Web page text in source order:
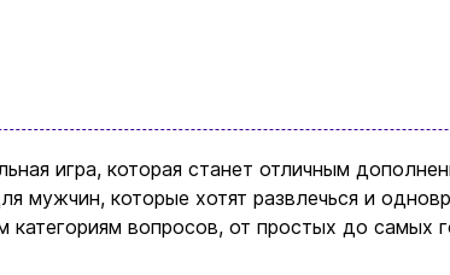
игра, которая станет отличным
мужчин, которые хотят развлечься и
категориям вопросов, от простых до самых